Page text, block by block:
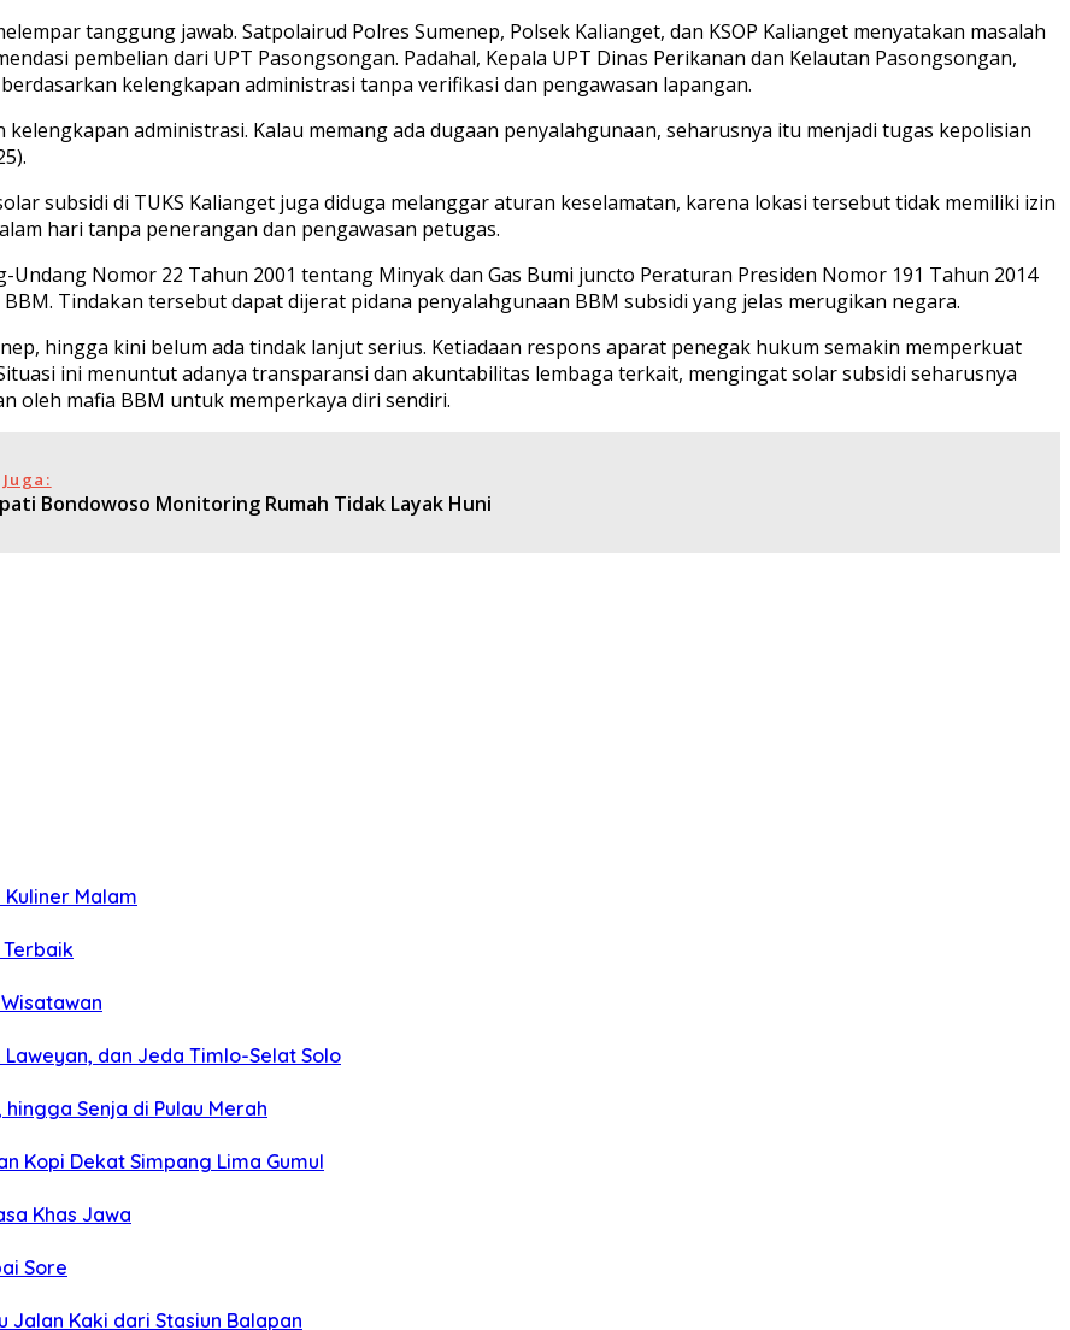
tanggung jawab. Satpolairud Polres Sumenep, Polsek Kalianget, dan KSOP Kalianget menyatakan masalah
pembelian dari UPT Pasongsongan. Padahal, Kepala UPT Dinas Perikanan dan Kelautan Pasongsongan,
kelengkapan administrasi tanpa verifikasi dan pengawasan lapangan.
administrasi. Kalau memang ada dugaan penyalahgunaan, seharusnya itu menjadi tugas kepolisian
subsidi di TUKS Kalianget juga diduga melanggar aturan keselamatan, karena lokasi tersebut tidak memiliki izin
hari tanpa penerangan dan pengawasan petugas.
Nomor 22 Tahun 2001 tentang Minyak dan Gas Bumi juncto Peraturan Presiden Nomor 191 Tahun 2014
Tindakan tersebut dapat dijerat pidana penyalahgunaan BBM subsidi yang jelas merugikan negara.
hingga kini belum ada tindak lanjut serius. Ketiadaan respons aparat penegak hukum semakin memperkuat
ini menuntut adanya transparansi dan akuntabilitas lembaga terkait, mengingat solar subsidi seharusnya
oleh mafia BBM untuk memperkaya diri sendiri.
Bondowoso Monitoring Rumah Tidak Layak Huni
Malam
dan Jeda Timlo-Selat Solo
Senja di Pulau Merah
Kopi Dekat Simpang Lima Gumul
Khas Jawa
Sore
Jalan Kaki dari Stasiun Balapan